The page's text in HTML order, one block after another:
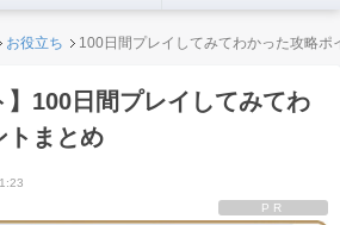
お役立ち 100日間プレイしてみてわかった攻略ポ
】100日間プレイしてみてわ
トまとめ
PR